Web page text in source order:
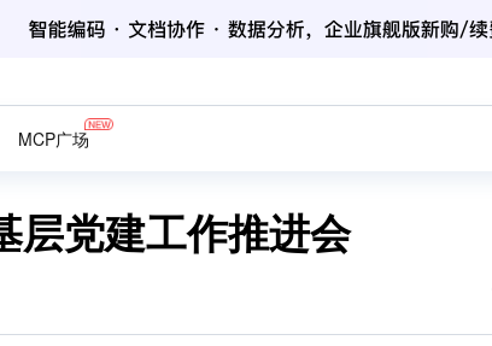
MCP广场
层党建工作推进会